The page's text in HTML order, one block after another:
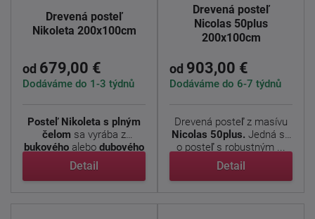
Drevená posteľ
Nikoleta 200x100cm
od 679,00 €
Dodáváme do 1-3 týdnů
Posteľ Nikoleta s plným
čelom sa vyrába z
bukového alebo dubového
...
Detail
Drevená posteľ
Nicolas 50plus
200x100cm
od 903,00 €
Dodáváme do 6-7 týdnů
Drevená posteľ z masívu
Nicolas 50plus. Jedná sa
o posteľ s robustným ...
Detail